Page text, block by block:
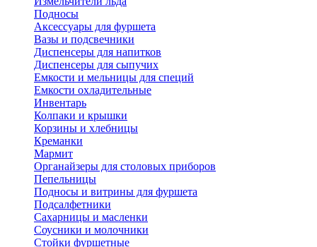
Подносы
Аксессуары для фуршета
Вазы и подсвечники
Диспенсеры для напитков
Диспенсеры для сыпучих
Емкости и мельницы для специй
Емкости охладительные
Инвентарь
Колпаки и крышки
Корзины и хлебницы
Креманки
Мармит
Органайзеры для столовых приборов
Пепельницы
Подносы и витрины для фуршета
Подсалфетники
Сахарницы и масленки
Соусники и молочники
Стойки фуршетные